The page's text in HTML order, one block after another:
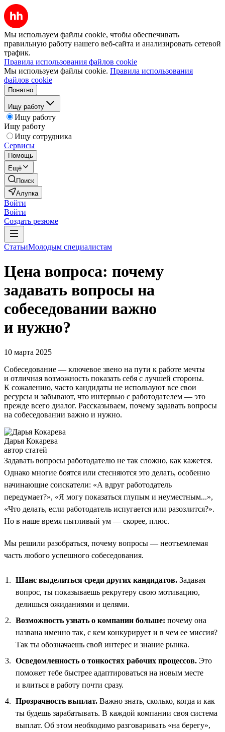
Мы используем файлы cookie, чтобы обеспечивать
правильную работу нашего веб-сайта и анализировать сетевой
трафик.
Правила использования файлов cookie
Мы используем файлы cookie. Правила использования
файлов cookie
Понятно
Ищу работу
Ищу работу
Ищу работу
Ищу сотрудника
Сервисы
Помощь
Ещё
Поиск
Алупка
Войти
Войти
Создать резюме
СтатьиМолодым специалистам
Цена вопроса: почему
задавать вопросы на
собеседовании важно
и нужно?
10 марта 2025
Собеседование — ключевое звено на пути к работе мечты
и отличная возможность показать себя с лучшей стороны.
К сожалению, часто кандидаты не используют все свои
ресурсы и забывают, что интервью с работодателем — это
прежде всего диалог. Рассказываем, почему задавать вопросы
на собеседовании важно и нужно.
Дарья Кокарева
автор статей
Задавать вопросы работодателю не так сложно, как кажется.
Однако многие боятся или стесняются это делать, особенно
начинающие соискатели: «А вдруг работодатель
передумает?», «Я могу показаться глупым и неуместным...»,
«Что делать, если работодатель испугается или разозлится?».
Но в наше время пытливый ум — скорее, плюс.
Мы решили разобраться, почему вопросы — неотъемлемая
часть любого успешного собеседования.
Шанс выделиться среди других кандидатов. Задавая
вопрос, ты показываешь рекрутеру свою мотивацию,
делишься ожиданиями и целями.
Возможность узнать о компании больше: почему она
названа именно так, с кем конкурирует и в чем ее миссия?
Так ты обозначаешь свой интерес и знание рынка.
Осведомленность о тонкостях рабочих процессов. Это
поможет тебе быстрее адаптироваться на новым месте
и влиться в работу почти сразу.
Прозрачность выплат. Важно знать, сколько, когда и как
ты будешь зарабатывать. В каждой компании своя система
выплат. Об этом необходимо разговаривать «на берегу»,